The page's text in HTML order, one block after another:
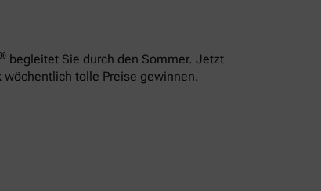
begleitet Sie durch den Sommer. Jetzt
tolle Preise gewinnen.